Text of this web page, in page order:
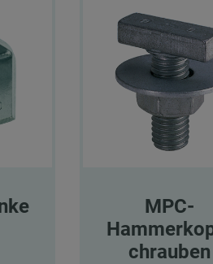
MPC-
chrauben